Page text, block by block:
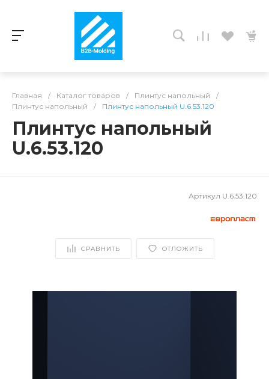
Главная / Каталог товаров / Плинтус напольный
/
Плинтус напольный
/ Плинтус напольный U.6.53.120
Плинтус напольный
U.6.53.120
Артикул U.6.53.120
СРАВНИТЬ ОТЛОЖИТЬ